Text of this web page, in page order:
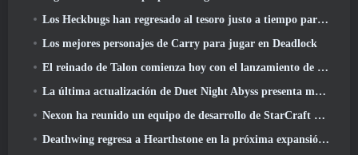
Los Heckbugs han regresado al tesoro justo a tiempo para la temporada del amor
Los mejores personajes de Carry para jugar en Deadlock
El reinado de Talon comienza hoy con el lanzamiento de la temporada de Overwatch 1: Conquista
La última actualización de Duet Night Abyss presenta monturas
Nexon ha reunido un equipo de desarrollo de StarCraft Shooter según un informe de un medio coreano
Deathwing regresa a Hearthstone en la próxima expansión de Cataclysm